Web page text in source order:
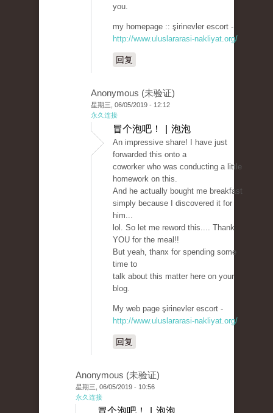
you.
my homepage :: şirinevler escort -
http://www.uluslararasi-nakliyat.org/
回复
Anonymous (未验证)
星期三, 06/05/2019 - 12:12
永久连接
冒个泡吧！ | 泡泡
An impressive share! I have just
forwarded this onto a
coworker who was conducting a little
homework on this.
And he actually bought me breakfast
simply because I discovered it for
him...
lol. So let me reword this.... Thank
YOU for the meal!!
But yeah, thanx for spending some
time to
talk about this matter here on your
blog.
My web page şirinevler escort -
http://www.uluslararasi-nakliyat.org/
回复
Anonymous (未验证)
星期三, 06/05/2019 - 10:56
永久连接